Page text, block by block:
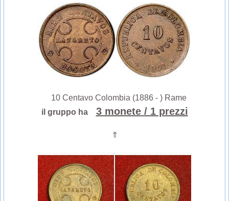
10 Centavo Colombia (1886 - ) Rame
il gruppo ha
3 monete / 1 prezzi
⇑